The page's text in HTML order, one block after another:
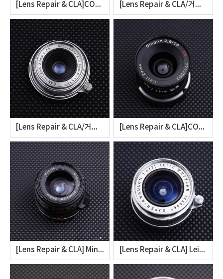
[Lens Repair & CLA]CONTAX G Carl Zeiss Hologon T* 16mm F8 Disassembly & Cleaning (칼 짜이스 콘탁스 G 16mm F8 홀로곤의 무한대초점교정, 반사방지도색) [Lens Repair & CLA/거인광학] Leica Summicron-M 28mm F2 ASPH Disassembly & CLA (라이카 주미크론 28mm F2 ASPH의 헤이즈 클리닝 및 유막제거)
[Lens Repair & CLA/거인광학] Canon 28mm F3.5 LTM Disassembly & CLA (캐논 28mm F3.5 스크류마운트 클리닝 및 오버홀) [Lens Repair & CLA]CONTAX G Carl Zeiss Biogon T* 28mm F2.8 Disassembly & Cleaning (칼 짜이스 콘탁스 G 28mm F2.8 렌즈의 조리개 유격, 헤이즈 클리닝)
[Lens Repair & CLA] Minolta M-Rokkor 28mm F2.8(미놀타 엠로커 28mm F2.8의 헤이즈 클리닝 오버홀) [Lens Repair & CLA] Leica Super-Angulon 21mm f4 LTM / Schneider SA 21mm F4 Disassembly (슈퍼앙굴론의 헤이즈 클리닝)